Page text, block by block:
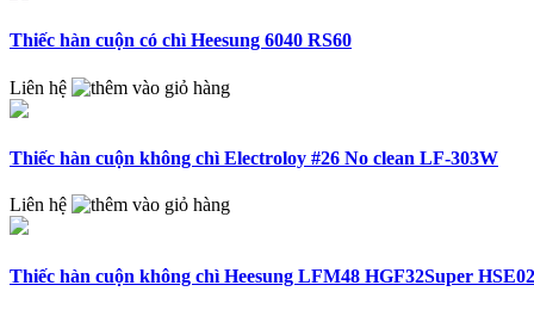
Thiếc hàn cuộn có chì Heesung 6040 RS60
Liên hệ
Thiếc hàn cuộn không chì Electroloy #26 No clean LF-303W
Liên hệ
Thiếc hàn cuộn không chì Heesung LFM48 HGF32Super HSE02